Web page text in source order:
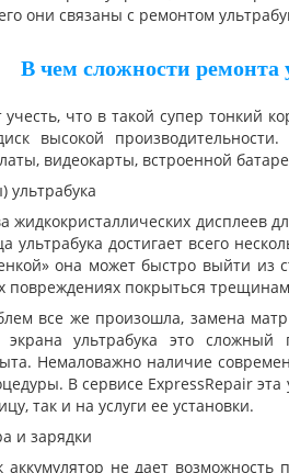
они связаны с ремонтом
В чем сложности ремонта
что в такой супер тонкий
высокой
видеокарты, встроенной
ультрабука
жидкокристаллических дисплеев
ультрабука достигает всего
она может быстро выйти из
повреждениях покрыться
все же произошла, замена
экрана ультрабука это
Немаловажно наличие
В сервисе ExpressRepair
так и на услуги ее установки.
и зарядки
аккумулятор не дает возможность